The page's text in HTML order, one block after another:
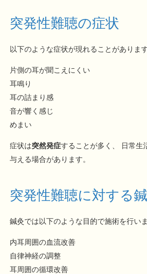
突発性難聴の症状
以下のような症状が現れることがあります
片側の耳が聞こえにくい
耳鳴り
耳の詰まり感
音が響く感じ
めまい
症状は突然発症することが多く、 日常生
与える場合があります。
突発性難聴に対する
鍼灸では以下のような目的で施術を行いま
内耳周囲の血流改善
自律神経の調整
耳周囲の循環改善